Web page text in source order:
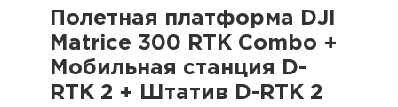
Полетная платформа DJI
Matrice 300 RTK Combo +
Мобильная станция D-
RTK 2 + Штатив D-RTK 2